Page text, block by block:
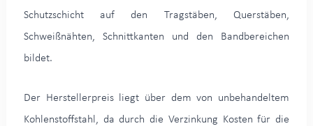
Schutzschicht auf den Tragstäben, Querstäben,
Schweißnähten, Schnittkanten und den Bandbereichen
bildet.
Der Herstellerpreis liegt über dem von unbehandeltem
Kohlenstoffstahl, da durch die Verzinkung Kosten für die